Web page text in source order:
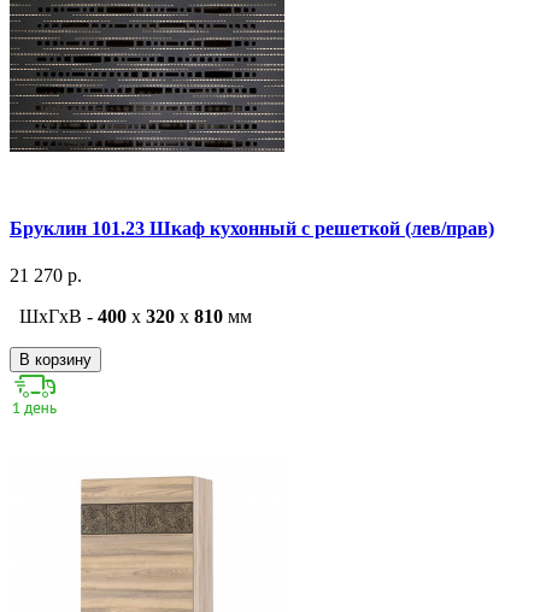
Бруклин 101.23 Шкаф кухонный с решеткой (лев/прав)
21 270 р.
ШxГxВ - 400 x 320 x 810 мм
В корзину